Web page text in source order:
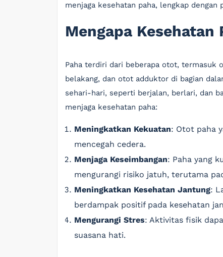
menjaga kesehatan paha, lengkap
Mengapa
Paha terdiri dari beberapa otot, termasuk
belakang, dan otot adduktor di bagian
sehari-hari, seperti berjalan, berlari, dan
menjaga kesehatan paha:
Meningkatkan Kekuatan: Otot paha
mencegah cedera.
Menjaga Keseimbangan: Paha yang
mengurangi risiko jatuh, terutama
Meningkatkan Kesehatan Jantung:
berdampak positif pada kesehatan
Mengurangi Stres: Aktivitas fisik
suasana hati.